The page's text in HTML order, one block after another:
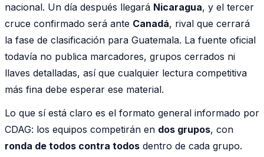
nacional. Un día después llegará Nicaragua, y el tercer
cruce confirmado será ante Canadá, rival que cerrará
la fase de clasificación para Guatemala. La fuente oficial
todavía no publica marcadores, grupos cerrados ni
llaves detalladas, así que cualquier lectura competitiva
más fina debe esperar ese material.
Lo que sí está claro es el formato general informado por
CDAG: los equipos competirán en dos grupos, con
ronda de todos contra todos dentro de cada grupo.